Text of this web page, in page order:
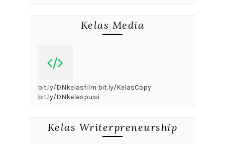
Kelas Media
bit.ly/DNkelasfilm bit.ly/KelasCopy
bit.ly/DNkelaspuisi
Kelas Writerpreneurship